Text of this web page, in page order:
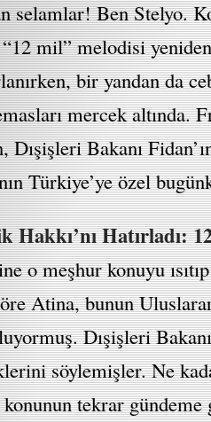
selamlar! Ben Stelyo.
mil” melodisi
bir yandan da
mercek altında.
Dışişleri Bakanı
Türkiye’ye özel
Hakkı’nı Hatırladı:
o meşhur konuyu
Atina, bunun
Dışişleri
söylemişler. Ne
konunun tekrar